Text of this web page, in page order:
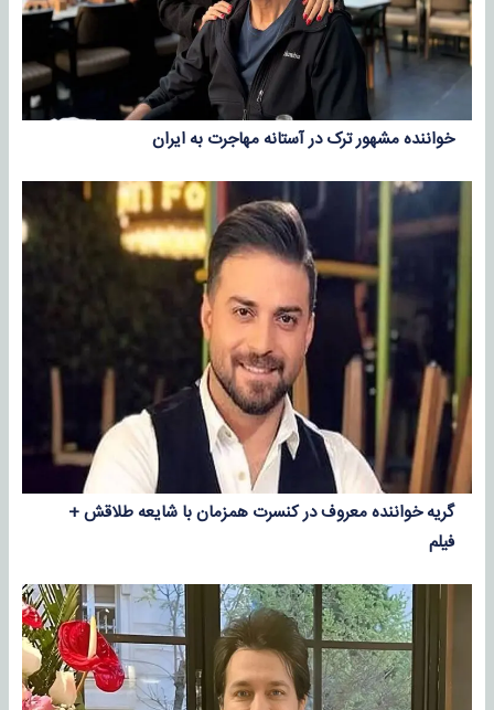
خواننده مشهور ترک در آستانه مهاجرت به ایران
گریه خواننده معروف در کنسرت همزمان با شایعه طلاقش +
فیلم